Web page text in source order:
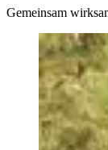
Gemeinsam